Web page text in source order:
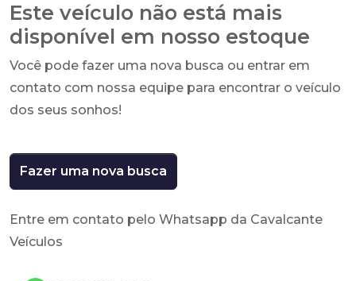
Este veículo não está mais
disponível em nosso estoque
Você pode fazer uma nova busca ou entrar em
contato com nossa equipe para encontrar o veículo
dos seus sonhos!
Fazer uma nova busca
Entre em contato pelo Whatsapp da Cavalcante
Veículos